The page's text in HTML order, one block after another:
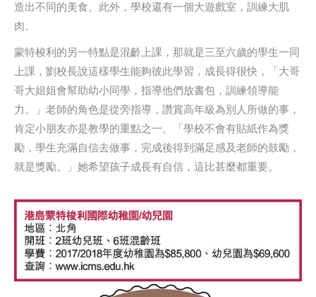
造出不同的美食。此外，學校還有一個大遊戲室，訓練大肌
肉。
蒙特梭利的另一特點是混齡上課，那就是三至六歲的學生一同
上課，劉校長說這樣學生能夠彼此學習，成長得很快，「大哥
哥大姐姐會幫助幼小同學，指導他們放書包，訓練領導能
力。」老師的角色是從旁指導，讚賞高年級為別人所做的事，
肯定小朋友亦是教學的重點之一。「學校不會有貼紙作為獎
勵，學生充滿自信去做事，完成後得到滿足感及老師的鼓勵，
就是獎勵。」她希望孩子成長有自信，這比甚麼都重要。